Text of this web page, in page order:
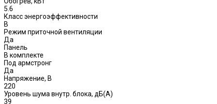
5.6
Класс энергоэффективности
B
Режим приточной вентиляции
Да
Панель
В комплекте
Под армстронг
Да
Напряжение, В
220
Уровень шума внутр. блока, дБ(А)
39